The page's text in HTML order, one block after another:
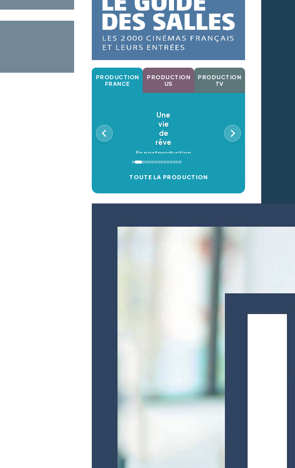
PRODUCTION
FRANCE
PRODUCTION
US
PRODUCTION
TV
Une
vie
de
rêve
En postproduction
TOUTE LA PRODUCTION